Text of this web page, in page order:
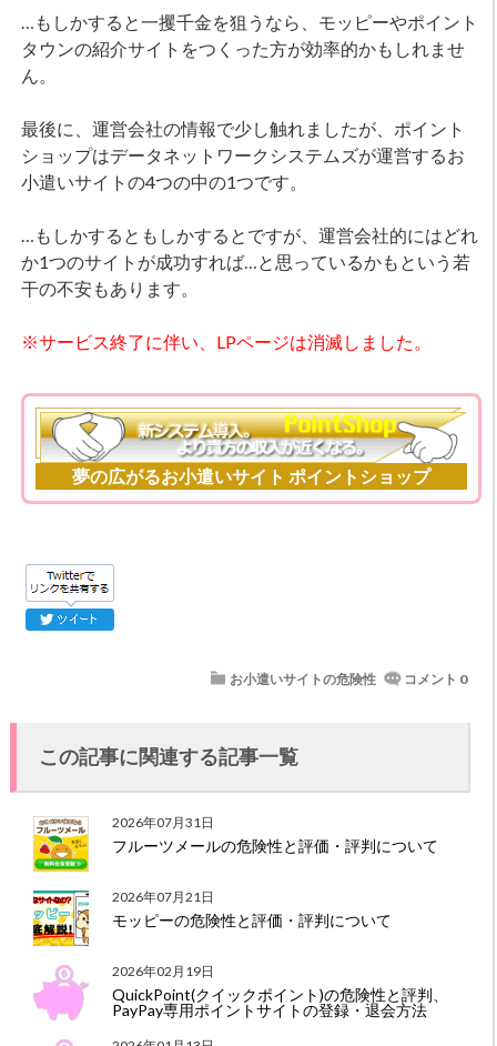
…もしかすると一攫千金を狙うなら、モッピーやポイント
タウンの紹介サイトをつくった方が効率的かもしれませ
ん。
最後に、運営会社の情報で少し触れましたが、ポイント
ショップはデータネットワークシステムズが運営するお
小遣いサイトの4つの中の1つです。
…もしかするともしかするとですが、運営会社的にはどれ
か1つのサイトが成功すれば…と思っているかもという若
干の不安もあります。
※サービス終了に伴い、LPページは消滅しました。
夢の広がるお小遣いサイト ポイントショップ
お小遣いサイトの危険性 コメント 0
この記事に関連する記事一覧
2026年07月31日
フルーツメールの危険性と評価・評判について
2026年07月21日
モッピーの危険性と評価・評判について
2026年02月19日
QuickPoint(クイックポイント)の危険性と評判、
PayPay専用ポイントサイトの登録・退会方法